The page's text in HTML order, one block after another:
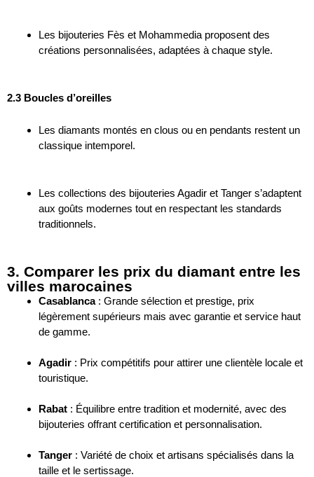
Les bijouteries Fès et Mohammedia proposent des
créations personnalisées, adaptées à chaque style.
2.3 Boucles d’oreilles
Les diamants montés en clous ou en pendants restent un
classique intemporel.
Les collections des bijouteries Agadir et Tanger s’adaptent
aux goûts modernes tout en respectant les standards
traditionnels.
3. Comparer les prix du diamant entre les
villes marocaines
Casablanca: Grande sélection et prestige, prix
légèrement supérieurs mais avec garantie et service haut
de gamme.
Agadir : Prix compétitifs pour attirer une clientèle locale et
touristique.
Rabat : Équilibre entre tradition et modernité, avec des
bijouteries offrant certification et personnalisation.
Tanger : Variété de choix et artisans spécialisés dans la
taille et le sertissage.